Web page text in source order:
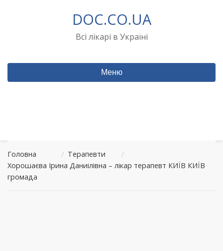
DOC.CO.UA
Всі лікарі в Україні
Меню
Головна / Терапевти
/
Хорошаєва Ірина Даниілівна – лікар терапевт КИЇВ КИЇВ
громада